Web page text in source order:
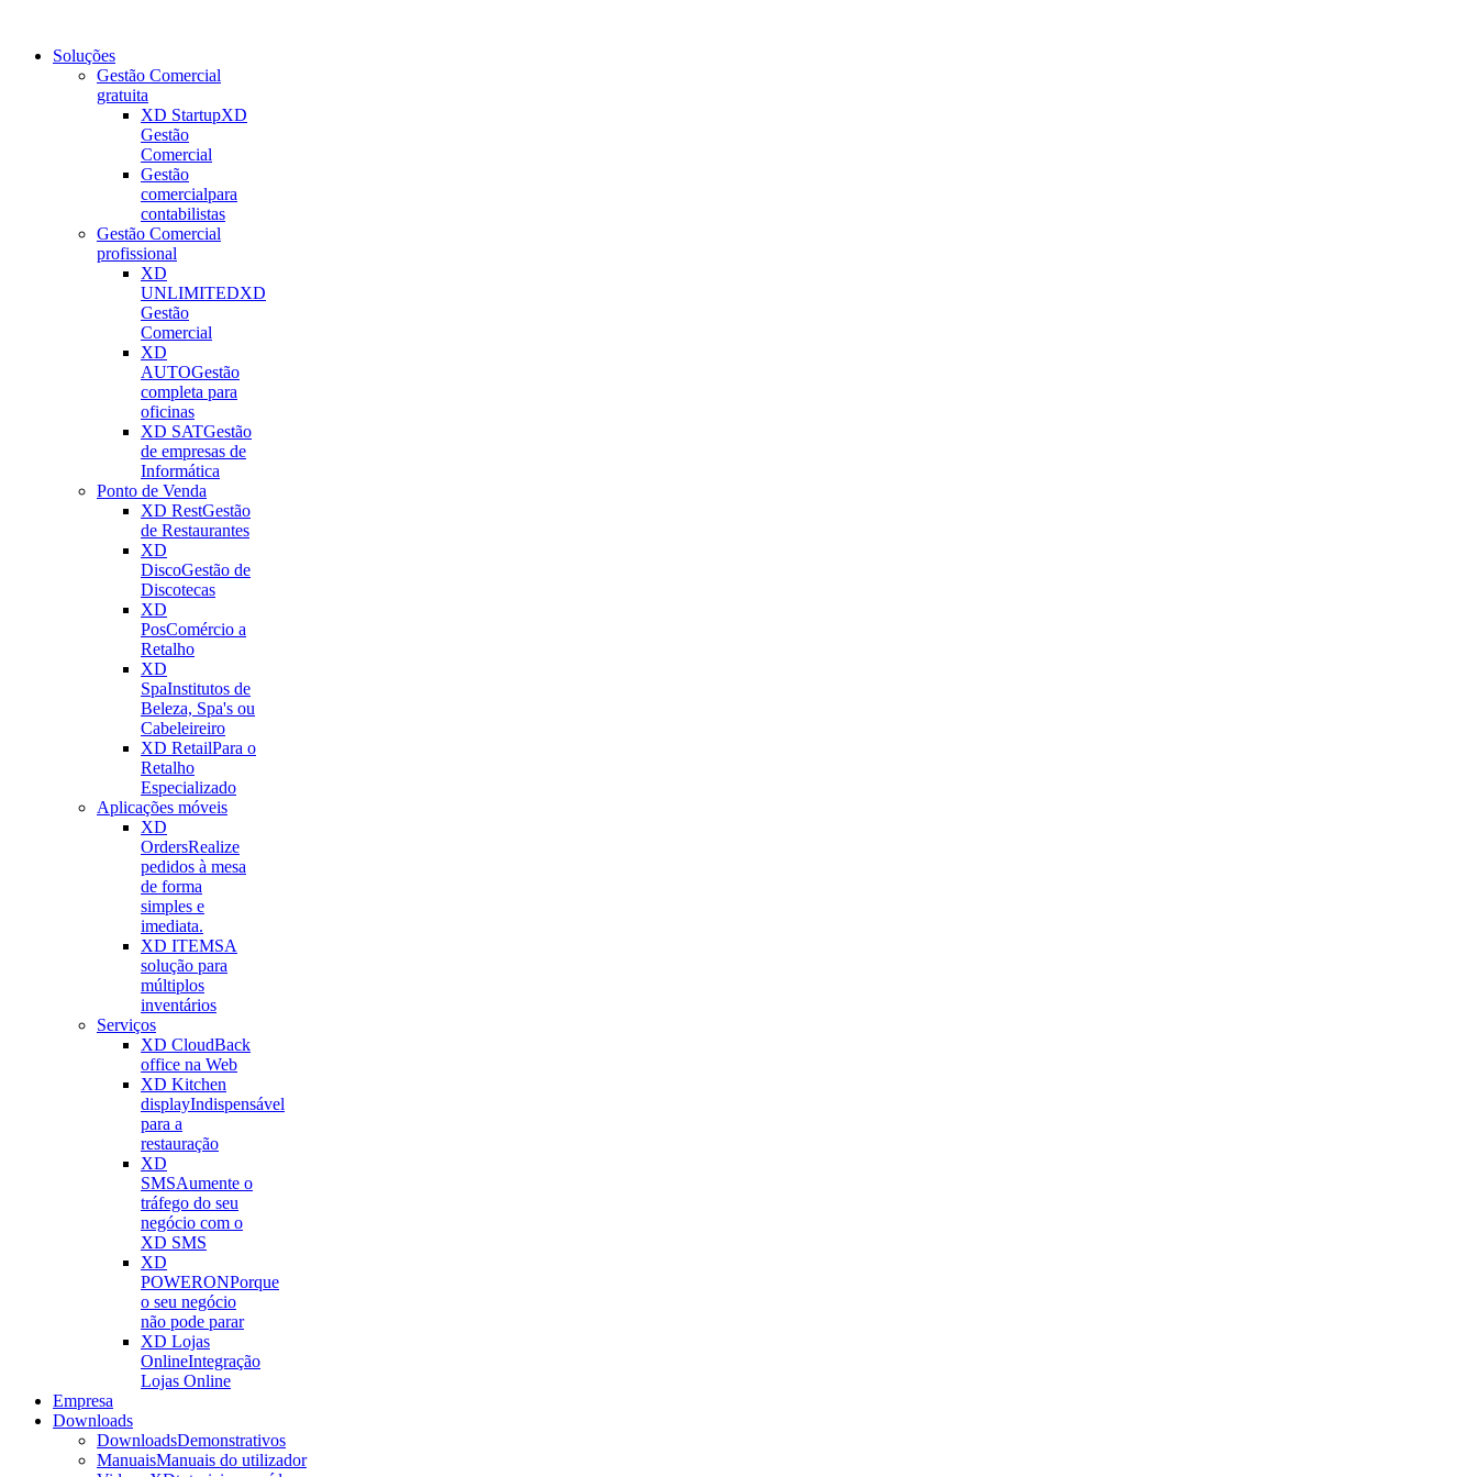
Soluções
Gestão Comercial
gratuita
XD StartupXD
Gestão
Comercial
Gestão
comercialpara
contabilistas
Gestão Comercial
profissional
XD
UNLIMITEDXD
Gestão
Comercial
XD
AUTOGestão
completa para
oficinas
XD SATGestão
de empresas de
Informática
Ponto de Venda
XD RestGestão
de Restaurantes
XD
DiscoGestão de
Discotecas
XD
PosComércio a
Retalho
XD
SpaInstitutos de
Beleza, Spa's ou
Cabeleireiro
XD RetailPara o
Retalho
Especializado
Aplicações móveis
XD
OrdersRealize
pedidos à mesa
de forma
simples e
imediata.
XD ITEMSA
solução para
múltiplos
inventários
Serviços
XD CloudBack
office na Web
XD Kitchen
displayIndispensável
para a
restauração
XD
SMSAumente o
tráfego do seu
negócio com o
XD SMS
XD
POWERONPorque
o seu negócio
não pode parar
XD Lojas
OnlineIntegração
Lojas Online
Empresa
Downloads
DownloadsDemonstrativos
ManuaisManuais do utilizador